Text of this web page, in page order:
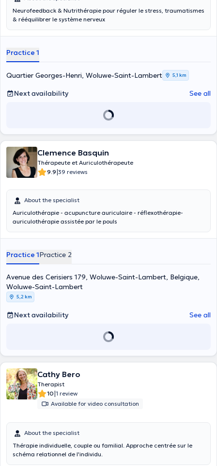
Neurofeedback & Nutrithérapie pour réguler le stress, traumatismes
& rééquilibrer le système nerveux
Practice 1
Quartier Georges-Henri, Woluwe-Saint-Lambert 5,1 km
Next availability See all
Clemence Basquin
Thérapeute et Auriculothérapeute
9.9|39 reviews
About the specialist
Auriculothérapie - acupuncture auriculaire - réflexothérapie-
auriculothérapie assistée par le pouls
Practice 1Practice 2
Avenue des Cerisiers 179, Woluwe-Saint-Lambert, Belgique,
Woluwe-Saint-Lambert
5,2 km
Next availability See all
Cathy Bero
Therapist
10|1 review
Available for video consultation
About the specialist
Thérapie individuelle, couple ou familial. Approche centrée sur le
schéma relationnel de l'individu.